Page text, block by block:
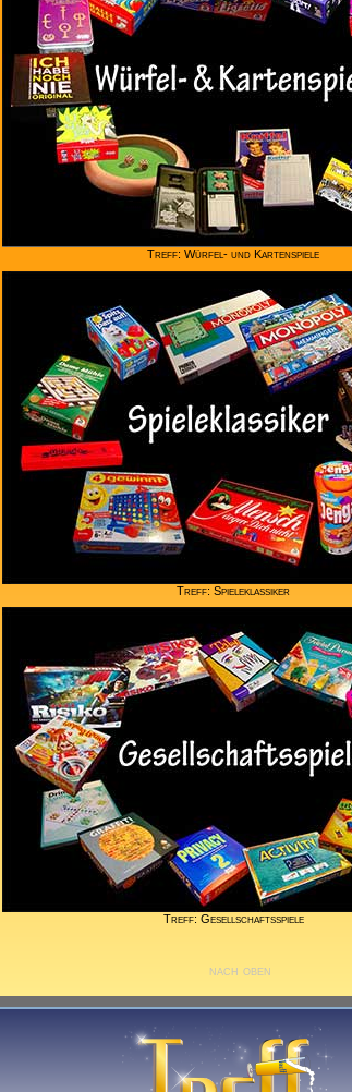
Treff: Würfel- und Kartenspiele
Treff: Spieleklassiker
Treff: Gesellschaftsspiele
nach oben